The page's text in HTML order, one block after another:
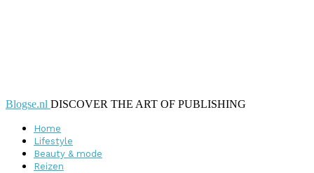
Blogse.nl DISCOVER THE ART OF PUBLISHING
Home
Lifestyle
Beauty & mode
Reizen